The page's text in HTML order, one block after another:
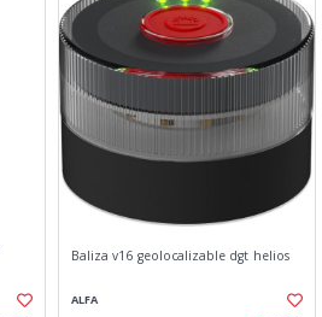
Baliza v16 geolocalizable dgt helios
ALFA